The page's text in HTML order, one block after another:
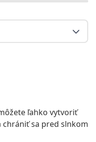
ľahko vytvoriť
chrániť sa pred slnkom